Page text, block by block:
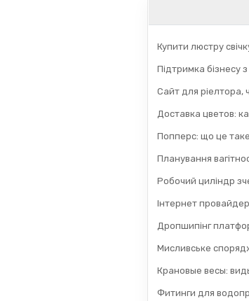
Купити люстру
Підтримка бізнесу
Сайт для ріелтора,
Доставка цветов:
Попперс: що це
Планування
Робочий циліндр
Інтернет
Дропшипінг
Мисливське
Крановые весы:
Фитинги для